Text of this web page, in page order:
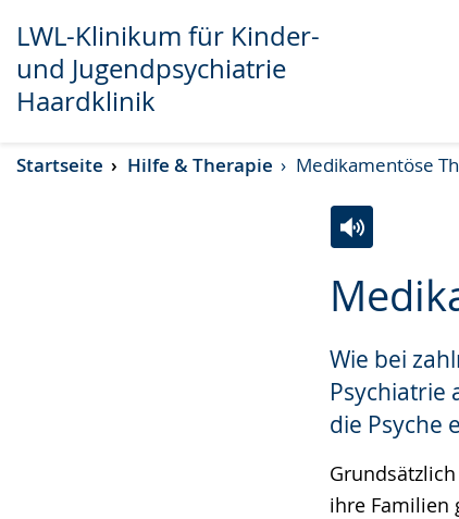
Transkript anzeigen
Abspielen
Pausieren
LWL-Klinikum für Kinder-
und Jugendpsychiatrie
Haardklinik
Startseite Hilfe & Therapie Medikamentöse
Wie bei
Psychiatrie
die Psyche
ihre Familien
Leichten
wechseln.
Audio-
Video
Deutscher
wird